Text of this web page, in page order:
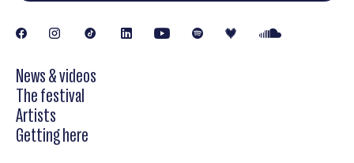
News & videos
The festival
Artists
Getting here